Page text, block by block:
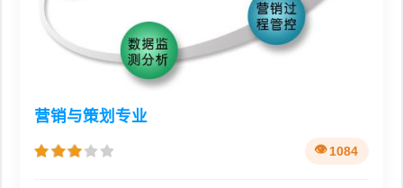
营销与策划专业
1084